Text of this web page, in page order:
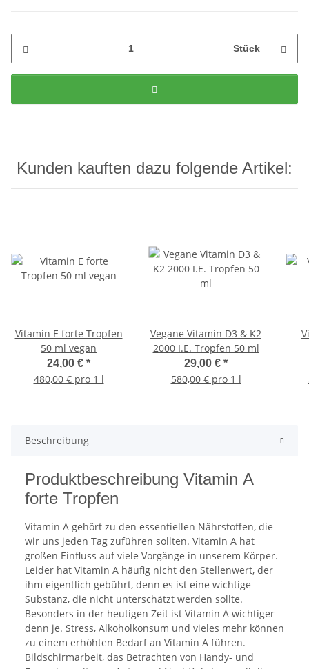
Stück
Kunden kauften dazu folgende Artikel:
Vitamin E forte Tropfen
50 ml vegan
24,00 € *
480,00 € pro 1 l
Vegane Vitamin D3 & K2
2000 I.E. Tropfen 50 ml
29,00 € *
580,00 € pro 1 l
Beschreibung
Produktbeschreibung Vitamin A
forte Tropfen
Vitamin A gehört zu den essentiellen Nährstoffen, die
wir uns jeden Tag zuführen sollten. Vitamin A hat
großen Einfluss auf viele Vorgänge in unserem Körper.
Leider hat Vitamin A häufig nicht den Stellenwert, der
ihm eigentlich gebührt, denn es ist eine wichtige
Substanz, die nicht unterschätzt werden sollte.
Besonders in der heutigen Zeit ist Vitamin A wichtiger
denn je. Stress, Alkoholkonsum und vieles mehr können
zu einem erhöhten Bedarf an Vitamin A führen.
Bildschirmarbeit, das Betrachten von Handy- und